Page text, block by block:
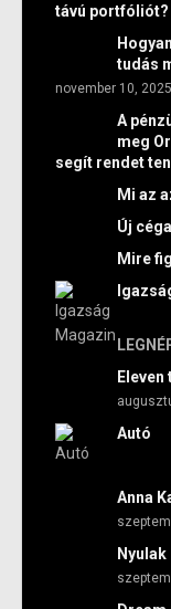
távú portfóliót?
tudás
november 10, 2025
A
meg
segít rendet
Mi az
Új
Mire
Autó
Anna
Nyulak